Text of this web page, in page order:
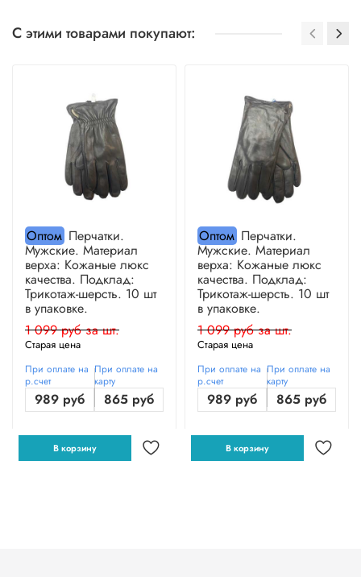
С этими товарами покупают:
ОптомПерчатки.
Мужские. Материал
верха: Кожаные люкс
качества. Подклад:
Трикотаж-шерсть. 10 шт
в упаковке.
1 099 руб за шт.
Старая цена
При оплате на
р.счет
989 руб
При оплате на
карту
865 руб
В корзину
ОптомПерчатки.
Мужские. Материал
верха: Кожаные люкс
качества. Подклад:
Трикотаж-шерсть. 10 шт
в упаковке.
1 099 руб за шт.
Старая цена
При оплате на
р.счет
989 руб
При оплате на
карту
865 руб
В корзину